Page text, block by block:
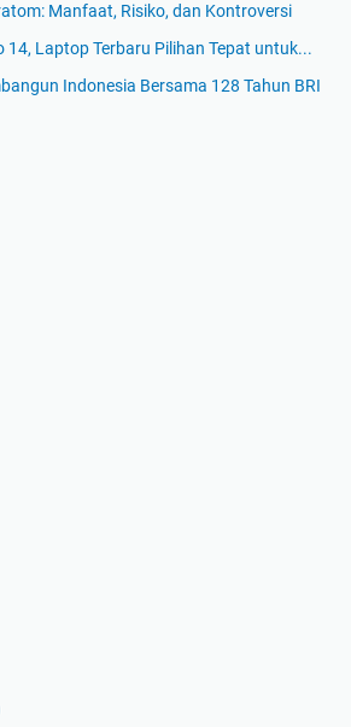
Manfaat, Risiko, dan Kontroversi
14, Laptop Terbaru Pilihan Tepat untuk...
Indonesia Bersama 128 Tahun BRI